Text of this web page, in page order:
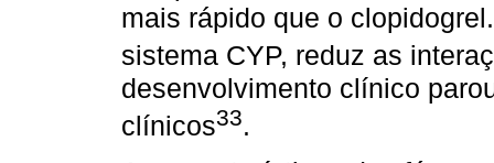
mais rápido que o
sistema CYP, reduz as
desenvolvimento clínico
clínicos33.